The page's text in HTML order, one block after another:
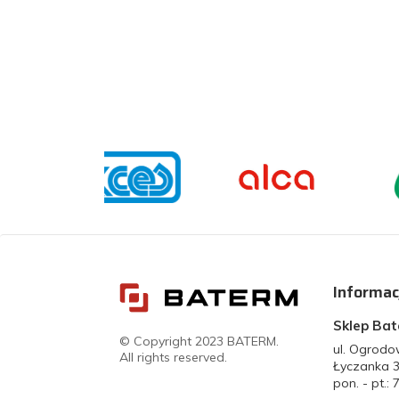
© Copyright 2023 BATERM.
All rights reserved.
Sklep
ul.
Łyczanka
pon. - pt.: